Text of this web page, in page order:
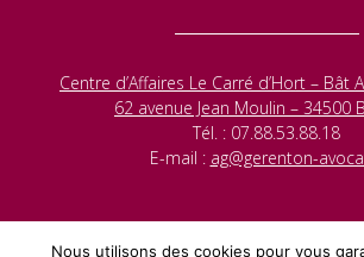
Centre d’Affaires Le Carré d’Hort – Bât
62 avenue Jean Moulin – 34500
Tél. : 07.88.53.88.18
E-mail : ag@gerenton-
Nous utilisons des cookies pour vous